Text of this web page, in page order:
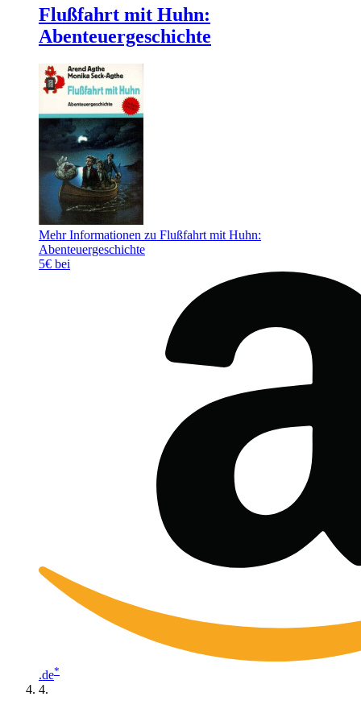
Flußfahrt mit Huhn:
Abenteuergeschichte
Mehr Informationen zu Flußfahrt mit Huhn:
Abenteuergeschichte
5€ bei
.de*